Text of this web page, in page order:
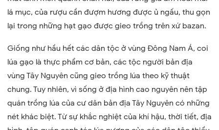
lá mục, của rượu cần đượm hương được ủ ngấu, thu gọn
lại trong những hạt gạo được gieo trồng trên xứ bazan.
Giống như hầu hết các dân tộc ở vùng Đông Nam Á, coi
lúa gạo là thực phẩm cơ bản, các tộc người bản địa
vùng Tây Nguyên cũng gieo trồng lúa theo kỹ thuật
chung. Tuy nhiên, vì sống ở địa hình cao nguyên nên tập
quán trồng lúa của cư dân bản địa Tây Nguyên có những
nét khác biệt. Từ sự khắc nghiệt của khí hậu, thời tiết, địa